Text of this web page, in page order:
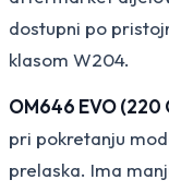
dostupni po
klasom W204.
OM646 EVO
pri pokretanju
prelaska. Ima